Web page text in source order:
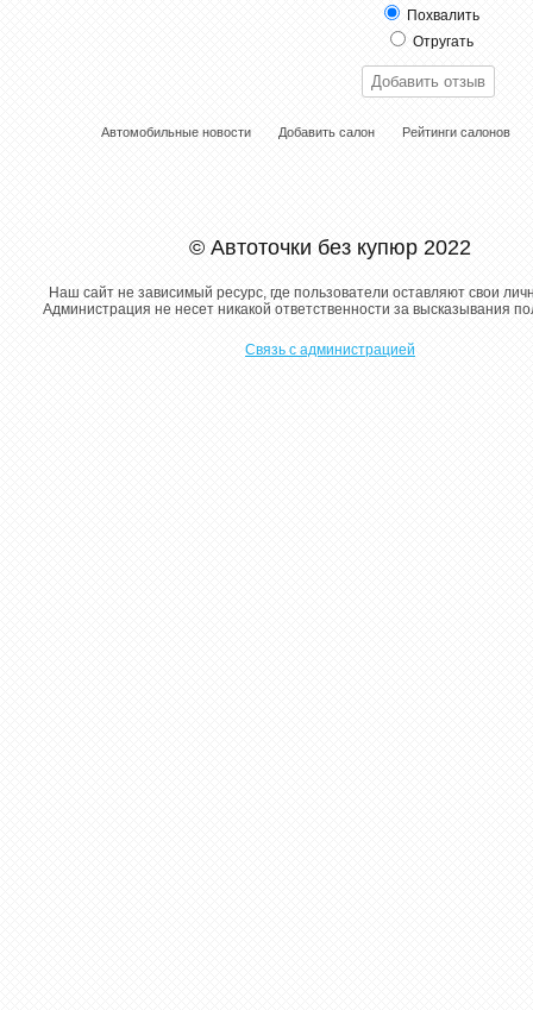
Похвалить
Отругать
Автомобильные новости Добавить салон Рейтинги салонов
© Автоточки без купюр 2022
Наш сайт не зависимый ресурс, где пользователи оставляют свои
Администрация не несет никакой ответственности за высказывания
Связь с администрацией